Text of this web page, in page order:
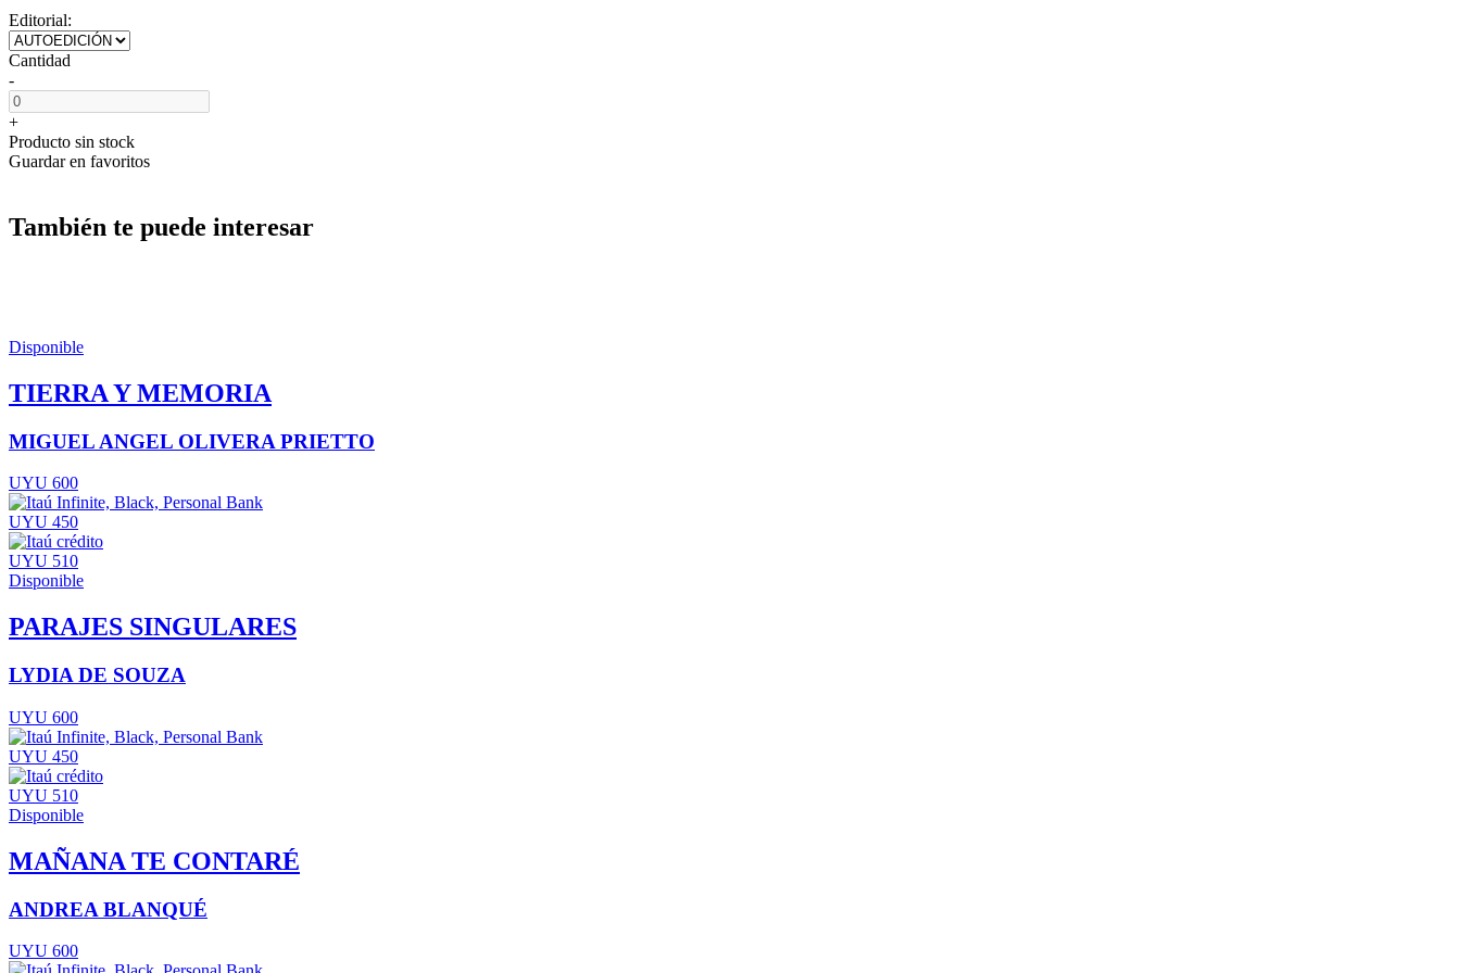
Editorial:
Cantidad
-
+
Producto sin stock
Guardar en favoritos
También te puede interesar
Disponible
TIERRA Y MEMORIA
MIGUEL ANGEL OLIVERA PRIETTO
UYU 600
UYU 450
UYU 510
Disponible
PARAJES SINGULARES
LYDIA DE SOUZA
UYU 600
UYU 450
UYU 510
Disponible
MAÑANA TE CONTARÉ
ANDREA BLANQUÉ
UYU 600